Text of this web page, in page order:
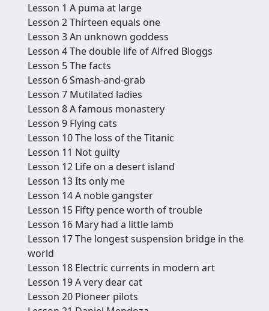
Lesson 1 A puma at large
Lesson 2 Thirteen equals one
Lesson 3 An unknown goddess
Lesson 4 The double life of Alfred Bloggs
Lesson 5 The facts
Lesson 6 Smash-and-grab
Lesson 7 Mutilated ladies
Lesson 8 A famous monastery
Lesson 9 Flying cats
Lesson 10 The loss of the Titanic
Lesson 11 Not guilty
Lesson 12 Life on a desert island
Lesson 13 Its only me
Lesson 14 A noble gangster
Lesson 15 Fifty pence worth of trouble
Lesson 16 Mary had a little lamb
Lesson 17 The longest suspension bridge in the
world
Lesson 18 Electric currents in modern art
Lesson 19 A very dear cat
Lesson 20 Pioneer pilots